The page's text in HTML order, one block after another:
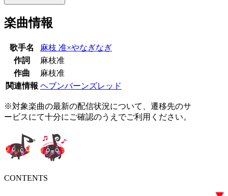
楽曲情報
歌手名
麻枝 准×やなぎなぎ
作詞
麻枝准
作曲
麻枝准
関連情報 ヘブンバーンズレッド
※対象楽曲の最新の配信状況について、遷移先のサ
ービスにて十分にご確認のうえでご利用ください。
CONTENTS